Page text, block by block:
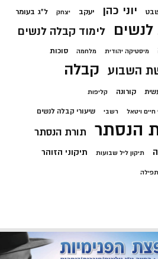
יוני כהן יעקב יצחק ל"ג בעומר
לנשים לימוד קבלה לנשים
מיסטיקה יהודית מלחמה סוכות
השבוע קבלה
קורונה קליפות
חיים ויטאל רשבי שיעורי קבלה לנשים
הנסתר תורת הנסתר
תיקון ליל שבועות תיקוני הזוהר
תפילה